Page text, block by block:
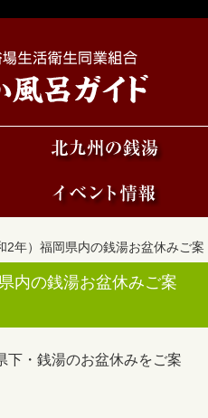
年）福岡県内の銭湯お盆休みご案
内の銭湯お盆休みご案
下・銭湯のお盆休みをご案